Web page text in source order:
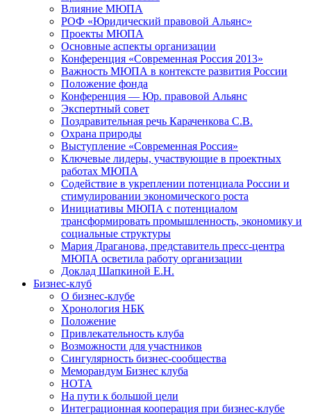
Влияние МЮПА
РОФ «Юридический правовой Альянс»
Проекты МЮПА
Основные аспекты организации
Конференция «Современная Россия 2013»
Важность МЮПА в контексте развития России
Положение фонда
Конференция — Юр. правовой Альянс
Экспертный совет
Поздравительная речь Караченкова С.В.
Охрана природы
Выступление «Современная Россия»
Ключевые лидеры, участвующие в проектных
работах МЮПА
Cодействие в укреплении потенциала России и
стимулировании экономического роста
Инициативы МЮПА с потенциалом
трансформировать промышленность, экономику и
социальные структуры
Мария Драганова, представитель пресс-центра
МЮПА осветила работу организации
Доклад Шапкиной Е.Н.
Бизнес-клуб
О бизнес-клубе
Хронология НБК
Положение
Привлекательность клуба
Возможности для участников
Сингулярность бизнес-сообщества
Меморандум Бизнес клуба
НОТА
На пути к большой цели
Интеграционная кооперация при бизнес-клубе